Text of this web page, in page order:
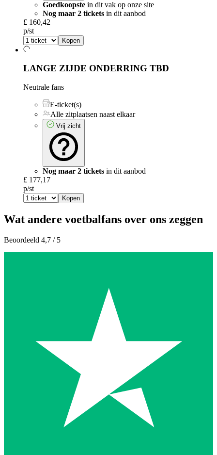
Goedkoopste in dit vak op onze site
Nog maar 2 tickets in dit aanbod
£ 160,42
p/st
Kopen
LANGE ZIJDE ONDERRING TBD
Neutrale fans
E-ticket(s)
Alle zitplaatsen naast elkaar
Vrij zicht
Nog maar 2 tickets in dit aanbod
£ 177,17
p/st
Kopen
Wat andere voetbalfans over ons zeggen
Beoordeeld 4,7 / 5